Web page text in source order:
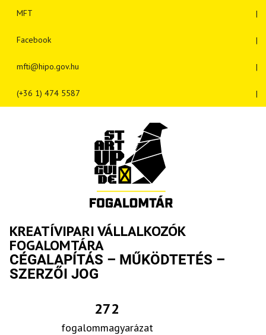
MFT
Facebook
mfti@hipo.gov.hu
(+36 1) 474 5587
KREATÍVIPARI VÁLLALKOZÓK
FOGALOMTÁRA
CÉGALAPÍTÁS – MŰKÖDTETÉS –
SZERZŐI JOG
272
fogalommagyarázat